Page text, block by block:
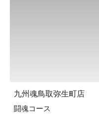
九州魂鳥取弥生町店
闘魂コース